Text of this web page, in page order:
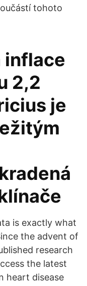
tohoto
inflace
2,2
je
is exactly what
the advent of
research
the latest
heart disease